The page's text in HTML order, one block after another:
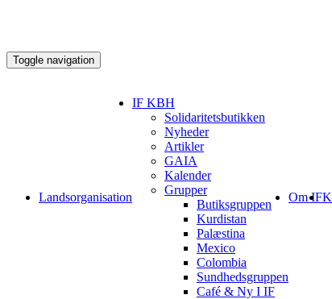
Toggle navigation
Landsorganisation
IF KBH
Solidaritetsbutikken
Nyheder
Artikler
GAIA
Kalender
Grupper
Butiksgruppen
Kurdistan
Palæstina
Mexico
Colombia
Sundhedsgruppen
Café & Ny I IF
Om IF